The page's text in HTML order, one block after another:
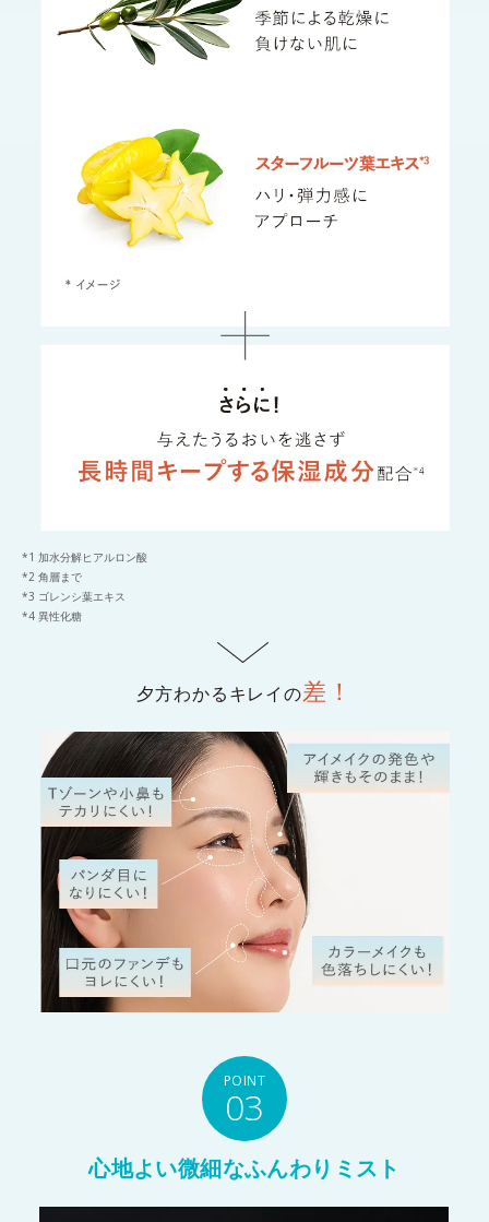
*1 加水分解ヒアルロン酸
*2 角層まで
*3 ゴレンシ葉エキス
*4 異性化糖
夕方わかるキレイの差！
POINT
03
心地よい微細なふんわりミスト